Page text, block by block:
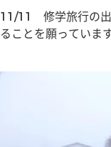
11/11　修学旅行の
ることを願っています